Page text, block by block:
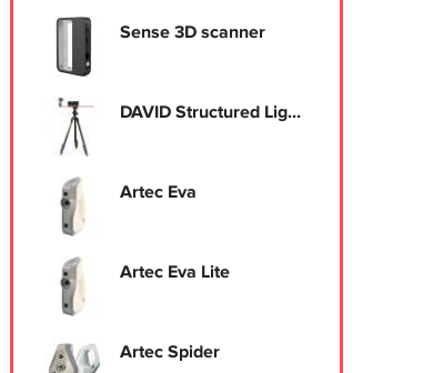
Sense 3D scanner
DAVID Structured Lig...
Artec Eva
Artec Eva Lite
Artec Spider